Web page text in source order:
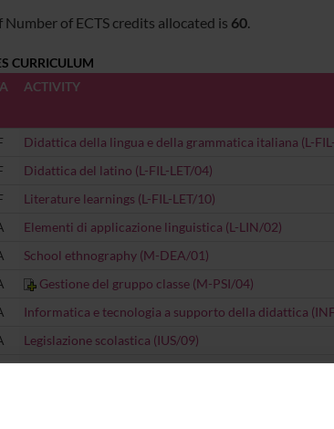
of ECTS credits allocated is 60.
CURRICULUM
ACTIVITY
Didattica della lingua e della grammatica italiana (L-
Didattica del latino (L-FIL-LET/04)
Literature learnings (L-FIL-LET/10)
Elementi di applicazione linguistica (L-LIN/02)
School ethnography (M-DEA/01)
Gestione del gruppo classe (M-PSI/04)
Informatica e tecnologia a supporto della didattica
Legislazione scolastica (IUS/09)
Metodologie della didattica digitale (M-PED/03)